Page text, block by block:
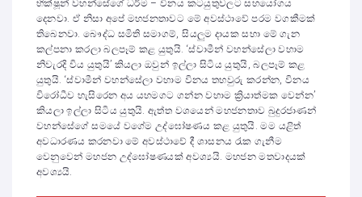
භික්ෂූන් වහන්සේගේ ධර්ම – විනය කටයුතුවලට සහයෝගය
දෙනවා. ඒ නිසා අපේ මහජනතාවට මේ අවස්ථාවේ පරම වගකීමක්
තිබෙනවා. බෞද්ධ සමිති සමාගම්, සියලුම දායක සභා මේ ගැන
කල්පනා කරලා බලපෑම් කළ යුතුයි. ‘ස්වාමීන් වහන්සේලා වහාම
නිවැරදි විය යුතුයි’ කියලා ඔවුන් ඉල්ලා සිටිය යුතුයි, බලපෑම් කළ
යුතුයි. ‘ස්වාමීන් වහන්සේලා වහාම විනය තහවුරු කරන්න, විනය
විරෝධීව හැසිරෙන අය යහමගට ගන්න වහාම ක්‍රියාත්මක වෙන්න’
කියලා ඉල්ලා සිටිය යුතුයි. ඇත්ත වශයෙන් මහජනතාව බුදුරජාණන්
වහන්සේගේ සමයේ වගේම උද්ඝෝෂණය කළ යුතුයි. මම යළිත්
අවධාරණය කරනවා මේ අවස්ථාවේ දී ශාසනය රැක ගැනීම
වෙනුවෙන් මහජන උද්ඝෝෂණයක් අවශ්‍යයි. මහජන මතවාදයක්
අවශ්‍යයි.